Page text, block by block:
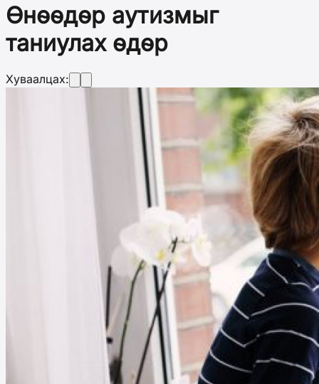
Өнөөдөр аутизмыг
таниулах өдөр
Хуваалцах: